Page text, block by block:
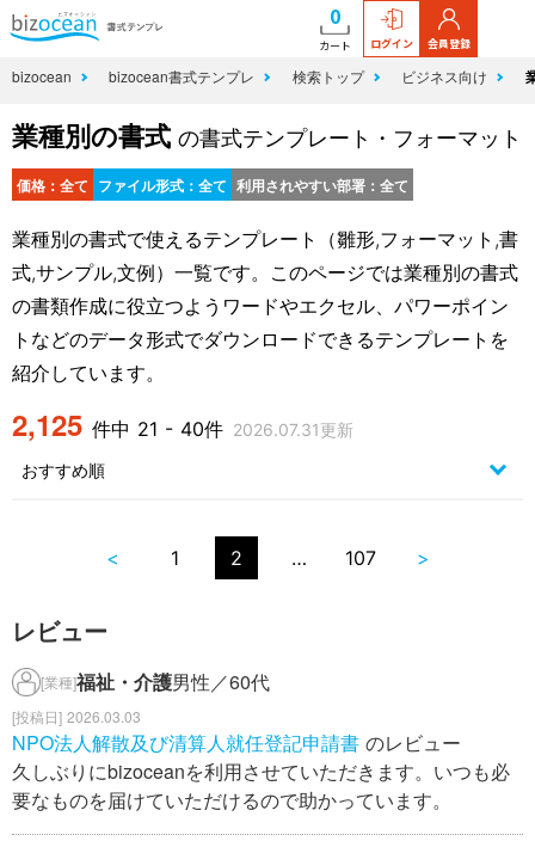
0
カート ログイン 会員登録
bizocean bizocean書式テンプレ 検索トップ ビジネス向け
業種別の書式 の書式テンプレート・フォーマット
価格：全て ファイル形式：全て 利用されやすい部署：全て
業種別の書式で使えるテンプレート（雛形,フォーマット,書
式,サンプル,文例）一覧です。このページでは業種別の書式
の書類作成に役立つようワードやエクセル、パワーポイン
トなどのデータ形式でダウンロードできるテンプレートを
紹介しています。
2,125 件中 21 - 40件 2026.07.31更新
< 1 2 … 107 >
レビュー
[業種]福祉・介護男性／60代
2026.03.03
NPO法人解散及び清算人就任登記申請書 のレビュー
久しぶりにbizoceanを利用させていただきます。いつも必
要なものを届けていただけるので助かっています。